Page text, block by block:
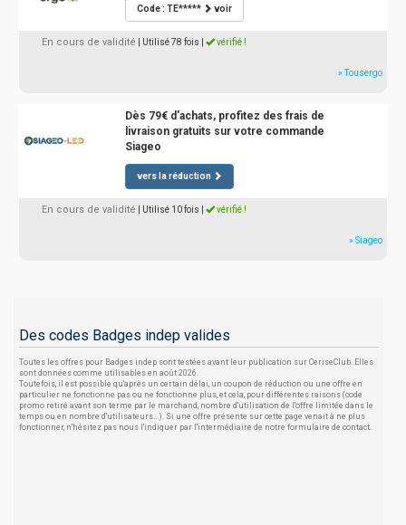
Code : TE***** voir
En cours de validité | Utilisé 78 fois vérifié !
» Tousergo
Dès 79€ d'achats, profitez des frais de
livraison gratuits sur votre commande
Siageo
vers la réduction
En cours de validité | Utilisé 10 fois vérifié !
» Siageo
Des codes Badges indep valides
Toutes les offres pour Badges indep sont testées avant leur publication sur CeriseClub. Elles
sont données comme utilisables en août 2026.
Toutefois, il est possible qu'après un certain délai, un coupon de réduction ou une offre en
particulier ne fonctionne pas ou ne fonctionne plus, et cela, pour différentes raisons (code
promo retiré avant son terme par le marchand, nombre d'utilisation de l'offre limitée dans le
temps ou en nombre d'utilisateurs...). Si une offre présente sur cette page venait à ne plus
fonctionner, n'hésitez pas nous l'indiquer par l'intermédiaire de notre formulaire de contact.